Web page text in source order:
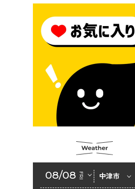
2026年6月18日 セアカゴケグ
モにご注意ください！
ェルターの指定
2026年6月10日 令和８年経済
センサス-活動調査
2026年6月9日 令和８年第３
回定例会「一般質問一覧表」
2026年6月5日 新婚世帯の家
2026年6月2日 戸籍に氏名の
振り仮名が記載されます
08/08 FRI 中津市